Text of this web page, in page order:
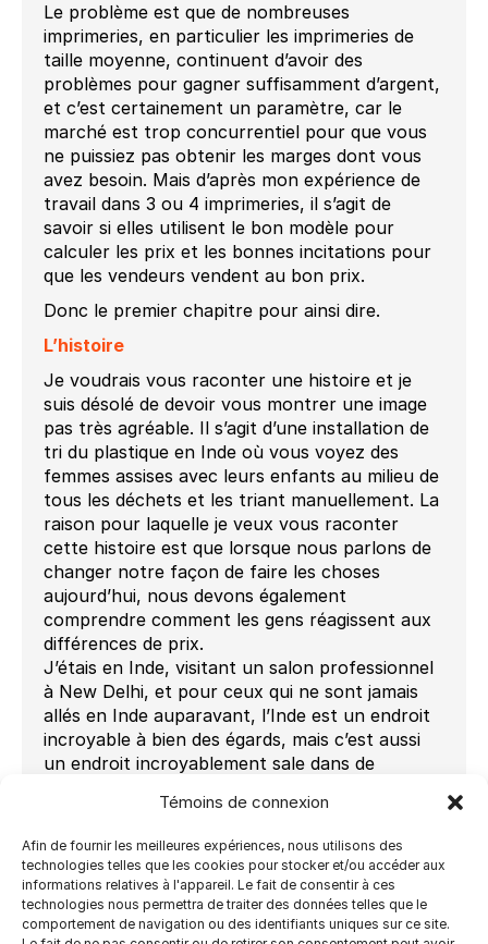
Témoins de connexion
Afin de fournir les meilleures expériences, nous utilisons des
technologies telles que les cookies pour stocker et/ou accéder aux
informations relatives à l'appareil. Le fait de consentir à ces
technologies nous permettra de traiter des données telles que le
comportement de navigation ou des identifiants uniques sur ce site.
Le problème est que de nombreuses
imprimeries, en particulier les imprimeries de
taille moyenne, continuent d’avoir des
problèmes pour gagner suffisamment d’argent,
et c’est certainement un paramètre, car le
marché est trop concurrentiel pour que vous
ne puissiez pas obtenir les marges dont vous
avez besoin. Mais d’après mon expérience de
travail dans 3 ou 4 imprimeries, il s’agit de
savoir si elles utilisent le bon modèle pour
calculer les prix et les bonnes incitations pour
que les vendeurs vendent au bon prix.
Donc le premier chapitre pour ainsi dire.
L’histoire
Je voudrais vous raconter une histoire et je
suis désolé de devoir vous montrer une image
pas très agréable. Il s’agit d’une installation de
tri du plastique en Inde où vous voyez des
femmes assises avec leurs enfants au milieu de
tous les déchets et les triant manuellement. La
raison pour laquelle je veux vous raconter
cette histoire est que lorsque nous parlons de
changer notre façon de faire les choses
aujourd’hui, nous devons également
comprendre comment les gens réagissent aux
différences de prix.
J’étais en Inde, visitant un salon professionnel
à New Delhi, et pour ceux qui ne sont jamais
allés en Inde auparavant, l’Inde est un endroit
incroyable à bien des égards, mais c’est aussi
un endroit incroyablement sale dans de
un gars qui m’a invité à venir voir son usine qui
faisait du moulage de plastique. Quand je suis
arrivé là-bas, je n’ai pas de photos de cette
usine, il y avait des conditions de travail
terribles. Il y avait principalement des femmes
assises par terre, elles utilisaient un moulage